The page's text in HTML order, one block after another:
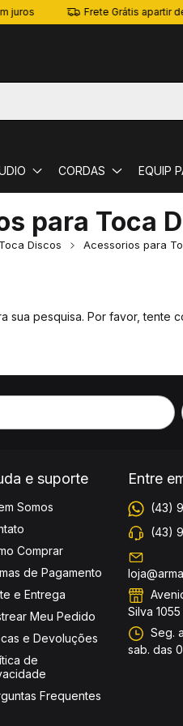
juros Frete Grátis apartir de
CORDAS EQUIP
para Toca
Toca Discos Acessorios para
sua pesquisa. Por favor, tente
e suporte
Somos
Comprar
de Pagamento
e Entrega
Meu Pedido
e Devoluções
de
Frequentes
Entre
(43)
(43)
Silva 1055
Seg.
sab. das